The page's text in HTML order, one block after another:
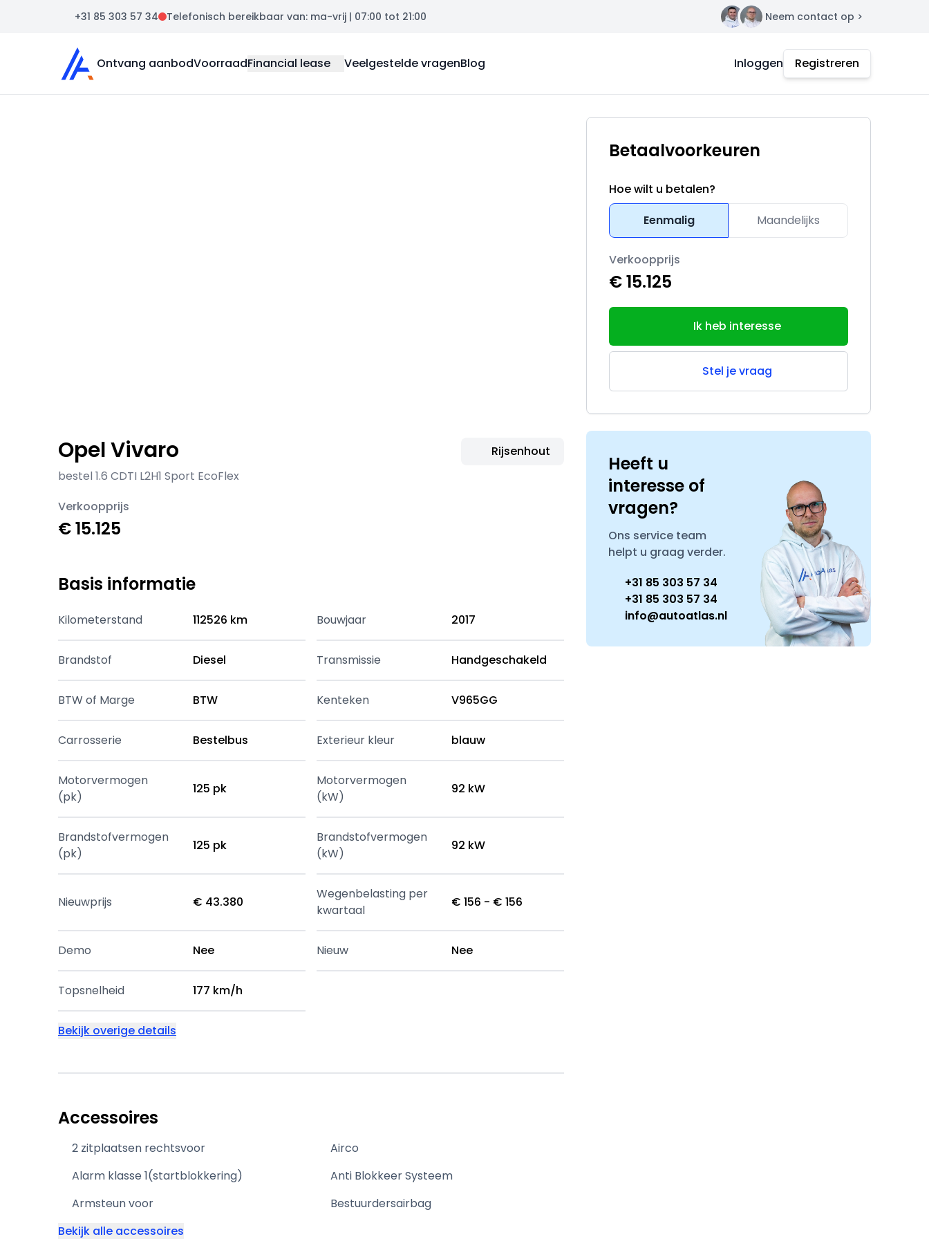
+31 85 303 57 34 Telefonisch bereikbaar van: ma-vrij | 07:00 tot 21:00 Contact Neem contact op >
Auto Atlas
Ontvang aanbodVoorraadFinancial lease Veelgestelde vragenBlog Inloggen Registreren
Opel Vivaro
bestel 1.6 CDTI L2H1 Sport EcoFlex
Rijsenhout
Verkoopprijs
€ 15.125
Betaalvoorkeuren
Hoe wilt u betalen?
Eenmalig
Maandelijks
Verkoopprijs
€ 15.125
Ik heb interesse
Stel je vraag
Heeft u
interesse of
vragen?
Ons service team
helpt u graag verder.
+31 85 303 57 34
+31 85 303 57 34
info@autoatlas.nl
Basis informatie
Kilometerstand 112526 km Bouwjaar 2017
Brandstof Diesel Transmissie Handgeschakeld
BTW of Marge BTW Kenteken V965GG
Carrosserie Bestelbus Exterieur kleur blauw
Motorvermogen
(pk)
125 pk
Motorvermogen
(kW)
92 kW
Brandstofvermogen
(pk)
125 pk
Brandstofvermogen
(kW)
92 kW
Nieuwprijs € 43.380
Wegenbelasting per
kwartaal
€ 156 - € 156
Demo Nee Nieuw Nee
Topsnelheid 177 km/h
Bekijk overige details
Accessoires
2 zitplaatsen rechtsvoor
Airco
Alarm klasse 1(startblokkering)
Anti Blokkeer Systeem
Armsteun voor
Bestuurdersairbag
Bekijk alle accessoires